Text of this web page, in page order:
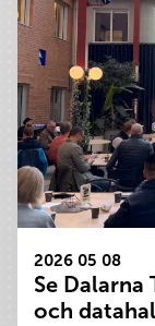
2026 05 08
Se Dalarna
och